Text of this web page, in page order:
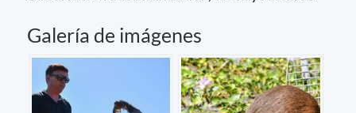
Galería de imágenes